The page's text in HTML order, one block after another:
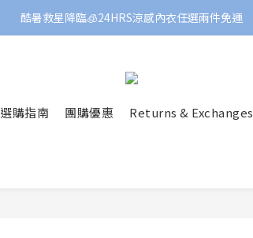
酷暑救星降臨🧊24HRS涼感內衣任選兩件免運
選購指南 團購優惠 Returns & Exchanges